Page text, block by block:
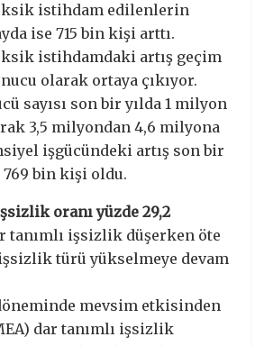
istihdam edilenlerin
ise 715 bin kişi arttı.
istihdamdaki artış geçim
olarak ortaya çıkıyor.
sayısı son bir yılda 1 milyon
3,5 milyondan 4,6 milyona
işgücündeki artış son bir
769 bin kişi oldu.
oranı yüzde 29,2
tanımlı işsizlik düşerken öte
türü yükselmeye devam
mevsim etkisinden
dar tanımlı işsizlik